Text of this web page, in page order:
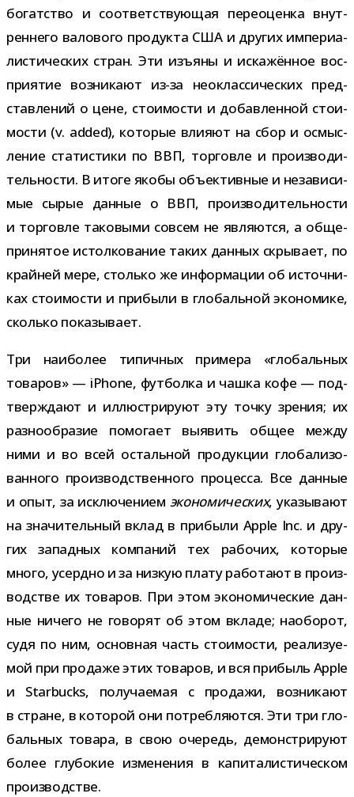
богат­ство и соот­вет­ству­ю­щая пере­оценка внут­
рен­него вало­вого про­дукта США и дру­гих импе­ри­а­
ли­сти­че­ских стран. Эти изъ­яны и иска­жён­ное вос­
при­я­тие воз­ни­кают из-​за нео­клас­си­че­ских пред­
став­ле­ний о цене, сто­и­мо­сти и добав­лен­ной сто­и­
мо­сти (v. added), кото­рые вли­яют на сбор и осмыс­
ле­ние ста­ти­стики по ВВП, тор­говле и про­из­во­ди­
тель­но­сти. В итоге якобы объ­ек­тив­ные и неза­ви­си­
мые сырые дан­ные о ВВП, про­из­во­ди­тель­но­сти
и тор­говле тако­выми совсем не явля­ются, а обще­
при­ня­тое истол­ко­ва­ние таких дан­ных скры­вает, по
край­ней мере, столько же инфор­ма­ции об источ­ни­
ках сто­и­мо­сти и при­были в гло­баль­ной эко­но­мике,
сколько показывает.
Три наи­бо­лее типич­ных при­мера «гло­баль­ных
това­ров» — iPhone, фут­болка и чашка кофе — под­
твер­ждают и иллю­стри­руют эту точку зре­ния; их
раз­но­об­ра­зие помо­гает выявить общее между
ними и во всей осталь­ной про­дук­ции гло­ба­ли­зо­
ван­ного про­из­вод­ствен­ного про­цесса. Все дан­ные
и опыт, за исклю­че­нием эко­но­ми­че­ских, ука­зы­вают
на зна­чи­тель­ный вклад в при­были Apple Inc. и дру­
гих запад­ных ком­па­ний тех рабо­чих, кото­рые
много, усердно и за низ­кую плату рабо­тают в про­из­
вод­стве их това­ров. При этом эко­но­ми­че­ские дан­
ные ничего не гово­рят об этом вкладе; наобо­рот,
судя по ним, основ­ная часть сто­и­мо­сти, реа­ли­зу­е­
мой при про­даже этих това­ров, и вся при­быль Apple
и Starbucks, полу­ча­е­мая с про­дажи, воз­ни­кают
в стране, в кото­рой они потреб­ля­ются. Эти три гло­
баль­ных товара, в свою оче­редь, демон­стри­руют
более глу­бо­кие изме­не­ния в капи­та­ли­сти­че­ском
производстве.